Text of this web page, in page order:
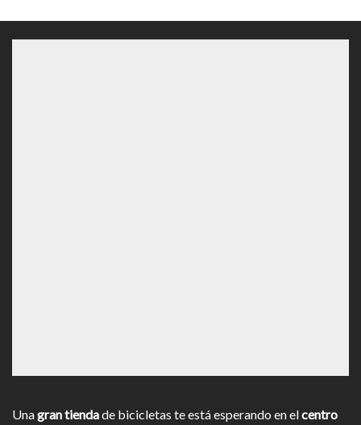
Unagran tiendade bicicletas te está esperando en elcentro